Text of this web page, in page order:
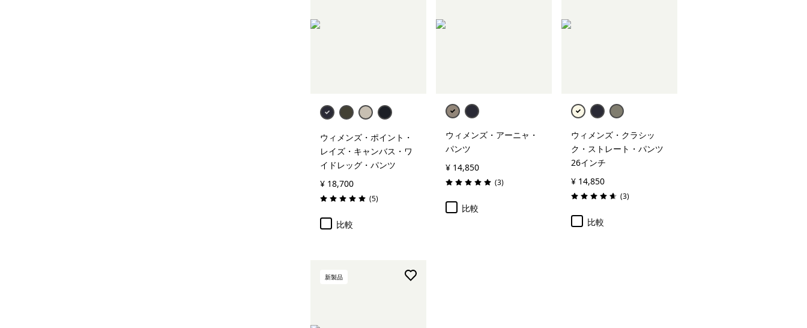
ウィメンズ・ポイント・
レイズ・キャンバス・ワ
イドレッグ・パンツ
¥ 18,700
評価: 5.0 / 5 (5レビュー
)
比較
ウィメンズ・アーニャ・
パンツ
¥ 14,850
評価: 5.0 / 5 (3レビュー
)
比較
ウィメンズ・クラシッ
ク・ストレート・パンツ
26インチ
¥ 14,850
評価: 4.7 / 5 (3レビュー
)
比較
新製品